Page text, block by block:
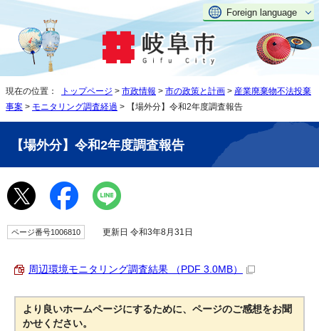
Foreign language
現在の位置： トップページ > 市政情報 > 市の政策と計画 > 産業廃棄物不法投棄
事案 > モニタリング調査経過 > 【場外分】令和2年度調査報告
【場外分】令和2年度調査報告
ページ番号1006810 更新日 令和3年8月31日
周辺環境モニタリング調査結果 （PDF 3.0MB）
より良いホームページにするために、ページのご感想をお聞
かせください。